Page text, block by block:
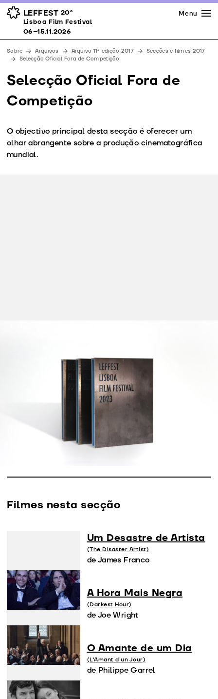
LEFFEST 20º
Lisboa Film Festival 06–15.11.2026
Prémios
Espaços
Apoios
Equipa
Downloads
Contactos
Menu
Lisboa Film Festival
06–15.11.2026
Sobre Arquivos Arquivo 11ª edição 2017
Secções e filmes 2017
Selecção Oficial Fora de Competição
Selecção Oficial Fora de
Competição
O objectivo principal desta secção é oferecer um
olhar abrangente sobre a produção cinematográfica
mundial.
Competição é oferecer ao público um olhar
abrangente sobre a produção cinematográfica
mundial, dando-lhe a possibilidade de conhecer em
antestreia nacional os filmes mais esperados da
próxima temporada, assim como exibir os novos filmes
dos mais reconhecidos autores internacionais. Os
realizadores e/ou actores estarão presentes para
apresentarem os seus filmes, responderem a questões
e conversarem com o público.
Filmes nesta secção
Um Desastre de Artista
(The Disaster Artist)
de James Franco
A Hora Mais Negra
(Darkest Hour)
de Joe Wright
O Amante de um Dia
(L'Amant d'un Jour)
de Philippe Garrel